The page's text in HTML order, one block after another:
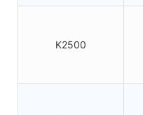
K2500